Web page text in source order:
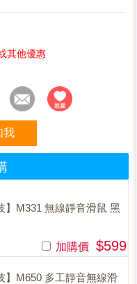
其他優惠
我
】M331 無線靜音滑鼠 黑
加購價 $599
】M650 多工靜音無線滑